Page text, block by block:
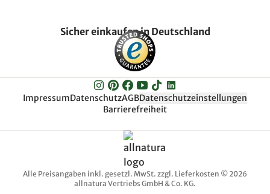
Sicher einkaufen in Deutschland
ImpressumDatenschutzAGBDatenschutzeinstellungen
Barrierefreiheit
Alle Preisangaben inkl. gesetzl. MwSt. zzgl. Lieferkosten © 2026
allnatura Vertriebs GmbH & Co. KG.